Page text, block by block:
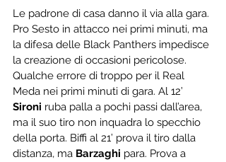
Le padrone di casa danno il via alla gara.
Pro Sesto in attacco nei primi minuti, ma
la difesa delle Black Panthers impedisce
la creazione di occasioni pericolose.
Qualche errore di troppo per il Real
Meda nei primi minuti di gara. Al 12’
Sironi ruba palla a pochi passi dall’area,
ma il suo tiro non inquadra lo specchio
della porta. Biffi al 21’ prova il tiro dalla
distanza, ma Barzaghi para. Prova a